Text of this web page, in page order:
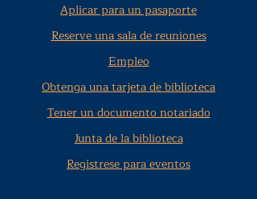
Aplicar para un pasaporte
Reserve una sala de reuniones
Empleo
Obtenga una tarjeta de biblioteca
Tener un documento notariado
Junta de la biblioteca
Regístrese para eventos